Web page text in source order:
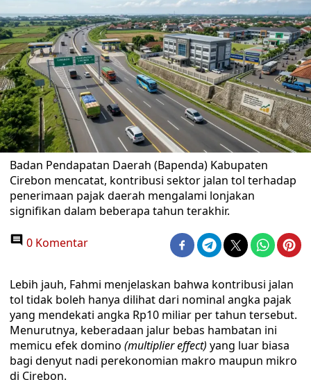
Badan Pendapatan Daerah (Bapenda) Kabupaten
Cirebon mencatat, kontribusi sektor jalan tol terhadap
penerimaan pajak daerah mengalami lonjakan
signifikan dalam beberapa tahun terakhir.
0 Komentar
Lebih jauh, Fahmi menjelaskan bahwa kontribusi jalan
tol tidak boleh hanya dilihat dari nominal angka pajak
yang mendekati angka Rp10 miliar per tahun tersebut.
Menurutnya, keberadaan jalur bebas hambatan ini
memicu efek domino (multiplier effect) yang luar biasa
bagi denyut nadi perekonomian makro maupun mikro
di Cirebon.